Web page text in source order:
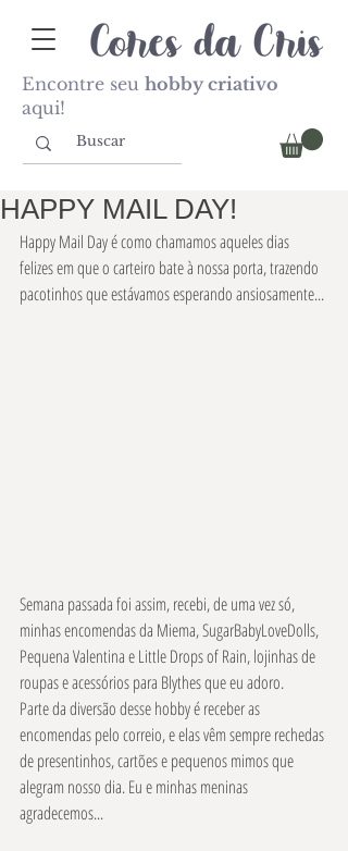
Encontre seu hobby criativo
aqui!
HAPPY MAIL DAY!
Happy Mail Day é como chamamos aqueles dias
felizes em que o carteiro bate à nossa porta, trazendo
pacotinhos que estávamos esperando ansiosamente...
Semana passada foi assim, recebi, de uma vez só,
minhas encomendas da Miema, SugarBabyLoveDolls,
Pequena Valentina e Little Drops of Rain, lojinhas de
roupas e acessórios para Blythes que eu adoro.
Parte da diversão desse hobby é receber as
encomendas pelo correio, e elas vêm sempre rechedas
de presentinhos, cartões e pequenos mimos que
alegram nosso dia. Eu e minhas meninas
agradecemos...